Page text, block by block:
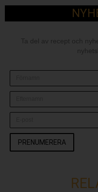
Ta del av recept och
PRENUMERERA